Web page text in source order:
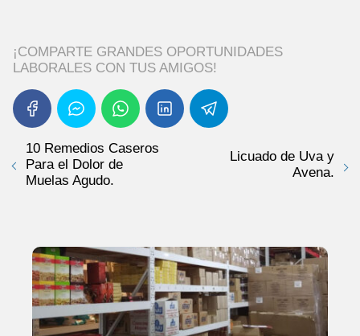
¡COMPARTE GRANDES OPORTUNIDADES
LABORALES CON TUS AMIGOS!
10 Remedios Caseros
Para el Dolor de
Muelas Agudo.
Licuado de Uva y
Avena.